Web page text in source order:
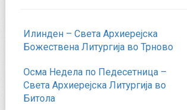
Илинден – Света Архиерејска
Божествена Литургија во Трново
Осма Недела по Педесетница –
Света Архиерејска Литургија во
Битола